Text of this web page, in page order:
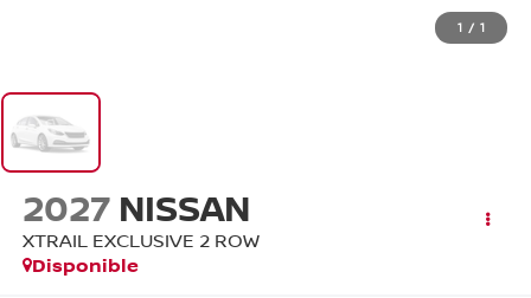
1 / 1
2027 NISSAN
XTRAIL EXCLUSIVE 2 ROW
Disponible